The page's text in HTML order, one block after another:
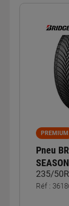
PREMIUM
Pneu
235/
Réf :